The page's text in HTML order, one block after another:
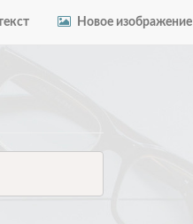
Новое изображение